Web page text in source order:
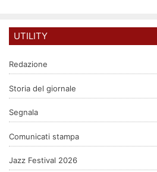
UTILITY
Redazione
Storia del giornale
Segnala
Comunicati stampa
Jazz Festival 2026